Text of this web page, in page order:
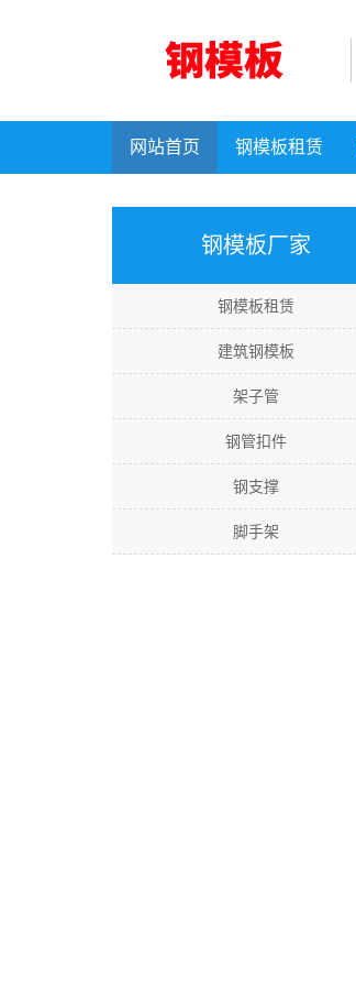
网站首页 钢模板租赁
钢模板厂家
钢模板租赁
建筑钢模板
架子管
钢管扣件
钢支撑
脚手架